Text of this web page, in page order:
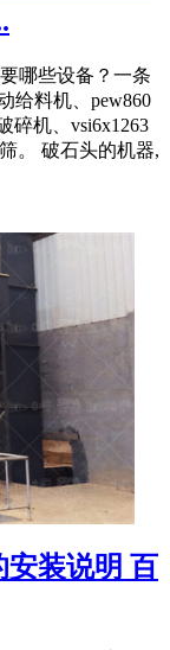
哪些设备？一条
给料机、pew860
碎机、vsi6x1263
。 破石头的机器,
安装说明 百